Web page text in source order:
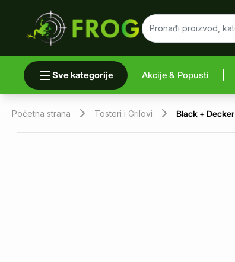
Sve kategorije Akcije & Popusti
Početna strana Tosteri i Grilovi Black +